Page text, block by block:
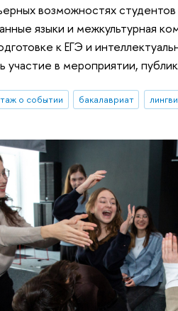
возможностях
языки и межкультурная
к ЕГЭ и
участие в мероприятии,
о событии бакалавриат